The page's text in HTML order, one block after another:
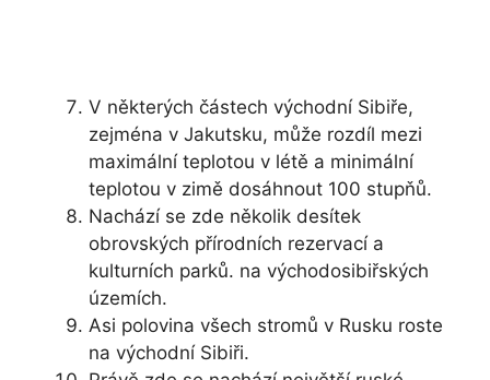
V některých částech východní Sibiře,
zejména v Jakutsku, může rozdíl mezi
maximální teplotou v létě a minimální
teplotou v zimě dosáhnout 100 stupňů.
Nachází se zde několik desítek
obrovských přírodních rezervací a
kulturních parků. na východosibiřských
územích.
Asi polovina všech stromů v Rusku roste
na východní Sibiři.